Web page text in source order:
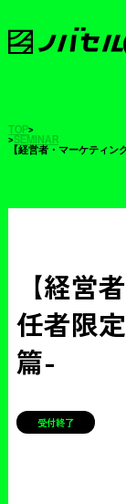
TOP>
>SEMINAR
【経営者・マーケティン
【経営
任者限
篇-
受付終了